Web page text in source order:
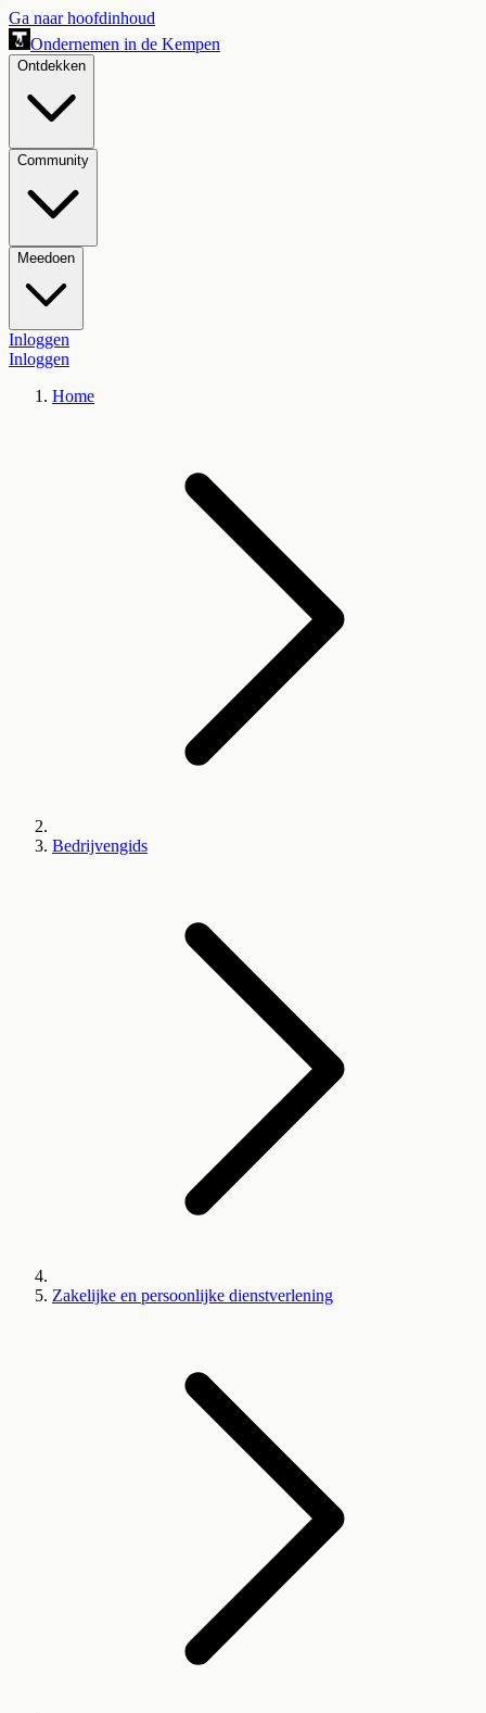
Ga naar hoofdinhoud
Ondernemen in de Kempen
Ontdekken
Community
Meedoen
Inloggen
Inloggen
Home
Bedrijvengids
Zakelijke en persoonlijke dienstverlening